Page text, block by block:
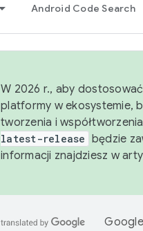
Android Code Search
W 2026 r., aby
platformy w ekosystemie,
tworzenia i
latest-release będzie
informacji znajdziesz w